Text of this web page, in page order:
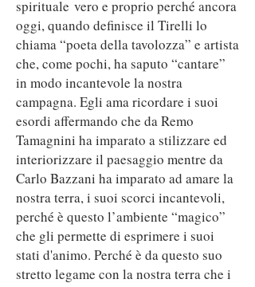
spirituale vero e proprio perché ancora
oggi, quando definisce il Tirelli lo
chiama “poeta della tavolozza” e artista
che, come pochi, ha saputo “cantare”
in modo incantevole la nostra
campagna. Egli ama ricordare i suoi
esordi affermando che da Remo
Tamagnini ha imparato a stilizzare ed
interiorizzare il paesaggio mentre da
Carlo Bazzani ha imparato ad amare la
nostra terra, i suoi scorci incantevoli,
perché è questo l’ambiente “magico”
che gli permette di esprimere i suoi
stati d'animo. Perché è da questo suo
stretto legame con la nostra terra che i